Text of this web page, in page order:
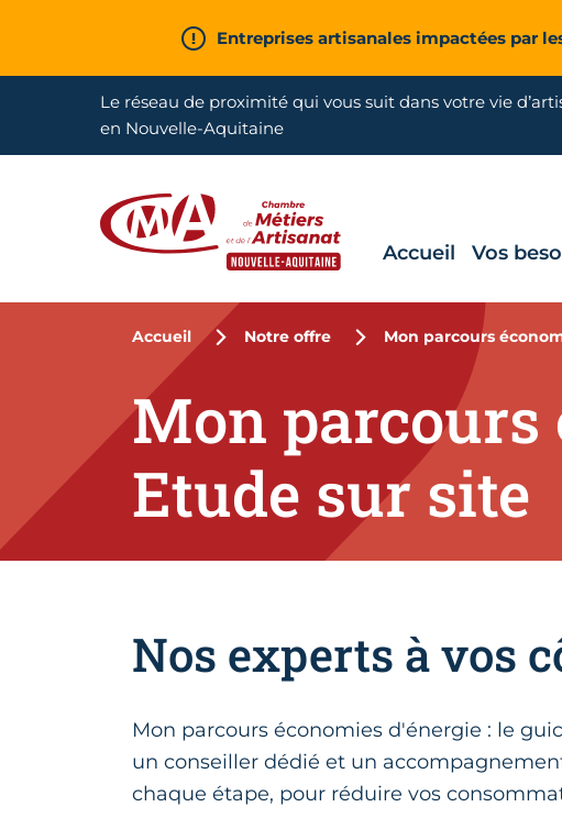
Entreprises artisanales impactées par
Le réseau de proximité qui vous suit dans votre vie
en Nouvelle-Aquitaine
Accueil Vos
Accueil Notre offre Mon parcours
Mon parcours
Etude sur site
Nos experts à vos
Mon parcours économies d'énergie : le
un conseiller dédié et un
chaque étape, pour réduire vos